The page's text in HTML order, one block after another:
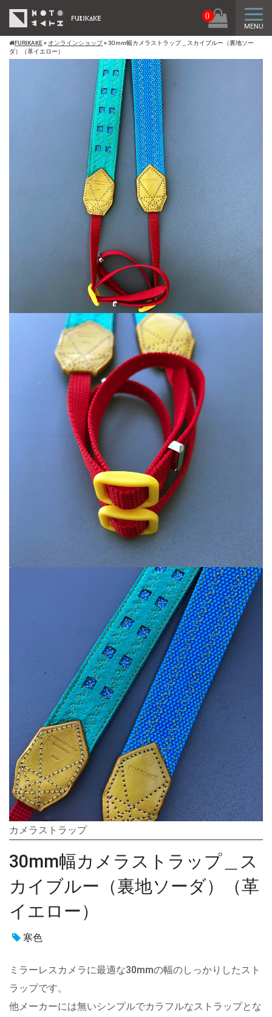
0
トグ
MENU
FURIKAKE» オンラインショップ»30mm幅カメラストラップ＿スカイブルー（裏地ソー
ダ）（革イエロー）
カメラストラップ
30mm幅カメラストラップ＿ス
カイブルー（裏地ソーダ）（革
イエロー）
寒色
ミラーレスカメラに最適な30mmの幅のしっかりしたスト
ラップです。
他メーカーには無いシンプルでカラフルなストラップとな